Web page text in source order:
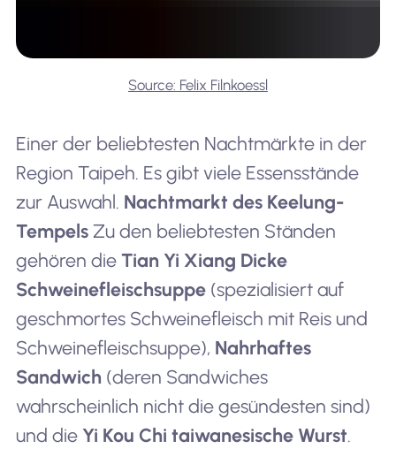
Source: Felix Filnkoessl
Einer der beliebtesten Nachtmärkte in der
Region Taipeh. Es gibt viele Essensstände
zur Auswahl. Nachtmarkt des Keelung-
TempelsZu den beliebtesten Ständen
gehören die Tian Yi Xiang Dicke
Schweinefleischsuppe(spezialisiert auf
geschmortes Schweinefleisch mit Reis und
Schweinefleischsuppe), Nahrhaftes
Sandwich (deren Sandwiches
wahrscheinlich nicht die gesündesten sind)
und die Yi Kou Chi taiwanesische Wurst.